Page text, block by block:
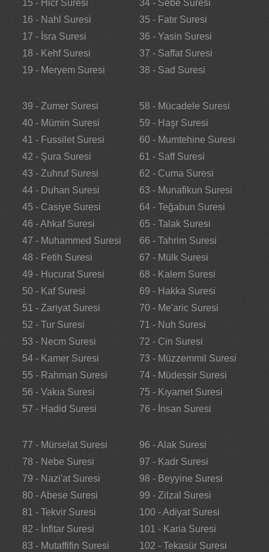
15 - Hicr Suresi
16 - Nahl Suresi
17 - İsra Suresi
18 - Kehf Suresi
19 - Meryem Suresi
34 - Sebe Suresi
35 - Fatır Suresi
36 - Yasin Suresi
37 - Saffat Suresi
38 - Sad Suresi
39 - Zumer Suresi
40 - Mümin Suresi
41 - Fussilet Suresi
42 - Şura Suresi
43 - Zuhruf Suresi
44 - Duhan Suresi
45 - Casiye Suresi
46 - Ahkaf Suresi
47 - Muhammed Suresi
48 - Fetih Suresi
49 - Hucurat Suresi
50 - Kaf Suresi
51 - Zariyat Suresi
52 - Tur Suresi
53 - Necm Suresi
54 - Kamer Suresi
55 - Rahman Suresi
56 - Vakıa Suresi
57 - Hadid Suresi
58 - Mücadele Suresi
59 - Haşr Suresi
60 - Mumtehine Suresi
61 - Saff Suresi
62 - Cuma Suresi
63 - Munafikun Suresi
64 - Teğabun Suresi
65 - Talak Suresi
66 - Tahrim Suresi
67 - Mülk Suresi
68 - Kalem Suresi
69 - Hakka Suresi
70 - Me'aric Suresi
71 - Nuh Suresi
72 - Cin Suresi
73 - Müzzemmil Suresi
74 - Müdessir Suresi
75 - Kıyamet Suresi
76 - İnsan Suresi
77 - Mürselat Suresi
78 - Nebe Suresi
79 - Nazi'at Suresi
80 - Abese Suresi
81 - Tekvir Suresi
82 - İnfitar Suresi
83 - Mutaffifin Suresi
96 - Alak Suresi
97 - Kadr Suresi
98 - Beyyine Suresi
99 - Zilzal Suresi
100 - Adiyat Suresi
101 - Karia Suresi
102 - Tekasür Suresi